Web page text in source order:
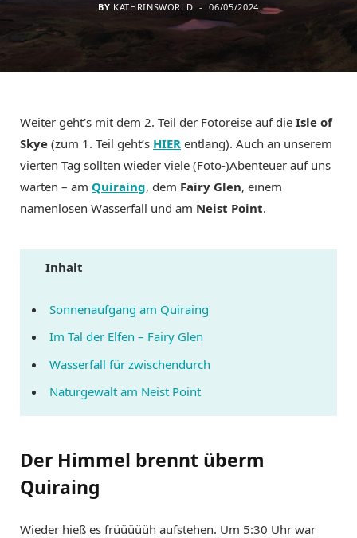
BY KATHRINSWORLD 06/05/2024
Weiter geht’s mit dem 2. Teil der Fotoreise auf die Isle of
Skye (zum 1. Teil geht’s HIER entlang). Auch an unserem
vierten Tag sollten wieder viele (Foto-)Abenteuer auf uns
warten – am Quiraing, dem Fairy Glen, einem
namenlosen Wasserfall und am Neist Point.
Inhalt
Sonnenaufgang am Quiraing
Im Tal der Elfen – Fairy Glen
Wasserfall für zwischendurch
Naturgewalt am Neist Point
Der Himmel brennt überm
Quiraing
Wieder hieß es früüüüüh aufstehen. Um 5:30 Uhr war